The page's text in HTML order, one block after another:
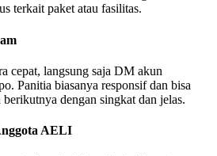
terkait paket atau fasilitas.
cepat, langsung saja DM akun
Panitia biasanya responsif dan bisa
dengan singkat dan jelas.
AELI